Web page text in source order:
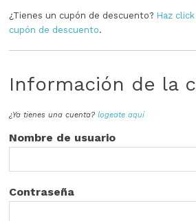
¿Tienes un cupón de descuento? Haz
cupón de descuento.
Información de la
¿Ya tienes una cuenta? logeate aquí
Nombre de usuario
Contraseña